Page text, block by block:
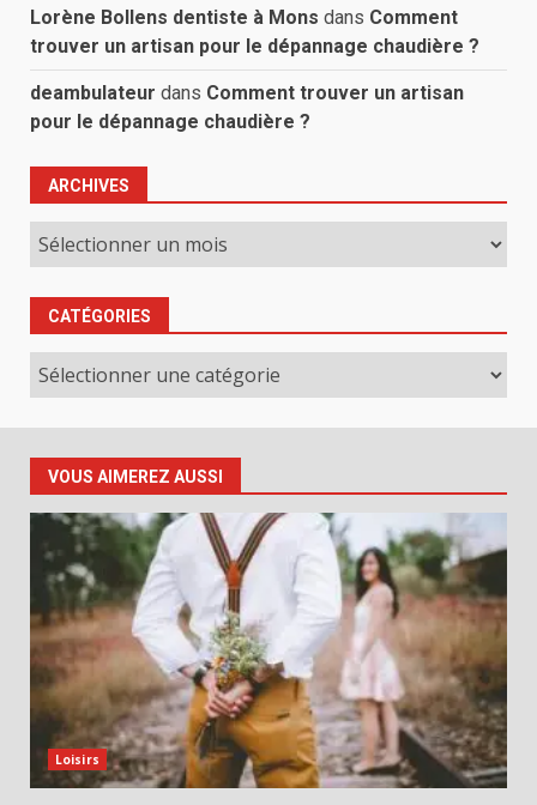
Lorène Bollens dentiste à Mons dans Comment
trouver un artisan pour le dépannage chaudière ?
deambulateur dans Comment trouver un artisan
pour le dépannage chaudière ?
ARCHIVES
Archives
CATÉGORIES
Catégories
VOUS AIMEREZ AUSSI
Loisirs